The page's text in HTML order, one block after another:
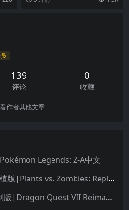
神秘建筑。 破旧的...
139
评论
0
收藏
作者其他文章
Legends: Z-A中文
植物大战僵尸：重植版|Plants vs. Zombies: Replanted中文
勇者斗恶龙7：重制版|Dragon Quest VII Reimagined中文